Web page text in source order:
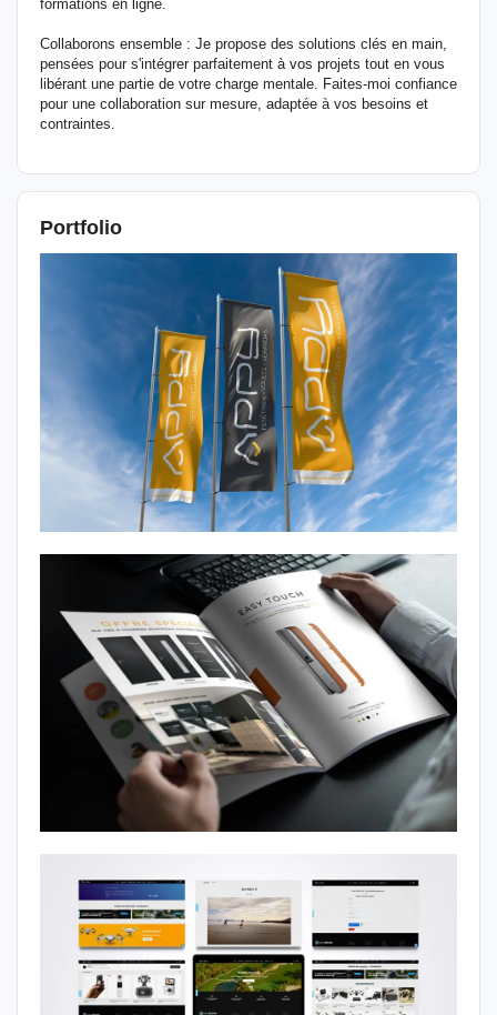
formations en ligne.
Collaborons ensemble : Je propose des solutions clés en main,
pensées pour s'intégrer parfaitement à vos projets tout en vous
libérant une partie de votre charge mentale. Faites-moi confiance
pour une collaboration sur mesure, adaptée à vos besoins et
contraintes.
Portfolio